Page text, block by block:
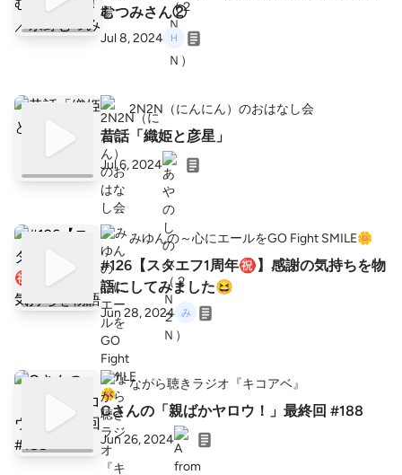
むつみさん②
Jul 8, 2024
2N2N（にんにん）のおはなし会
昔話「織姫と彦星」
Jul 6, 2024
みゆんの～心にエールをGO Fight SMILE🌼
#126【スタエフ1周年㊗️】感謝の気持ちを物
語にしてみました😆
Jun 28, 2024
ながら聴きラジオ『キコアベ』
Cさんの「親ばかヤロウ！」最終回 #188
Jun 26, 2024